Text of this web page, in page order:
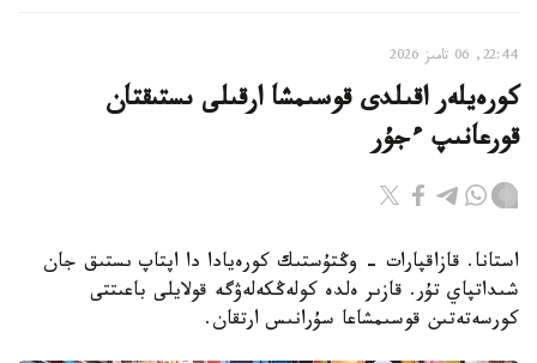
22:44, 06 تامىز 2026
كورەيلەر اقىلدى قوسىمشا ارقىلى ىستىقتان
قورعانىپ ءجۇر
استانا. قازاقپارات - وڭتۇستىك كورەيادا دا اپتاپ ىستىق جان
شىداتپاي تۇر. قازىر ەلدە كولەڭكەلەۋگە قولايلى باعىتتى
كورسەتەتىن قوسىمشاعا سۇرانىس ارتقان.